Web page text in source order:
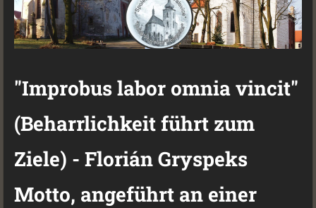
"Improbus labor omnia vincit"
(Beharrlichkeit führt zum
Ziele) - Florián Gryspeks
Motto, angeführt an einer